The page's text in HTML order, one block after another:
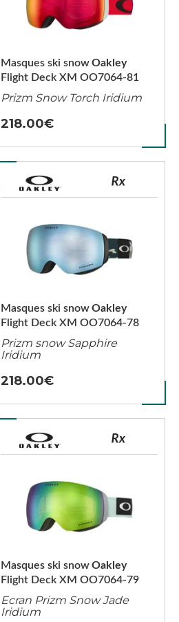
Flight Deck XM OO7064-81
Masques ski snowOakley
Prizm Snow Torch Iridium
218.00
Flight Deck XM OO7064-78
Masques ski snowOakley
Prizm snow Sapphire
Iridium
218.00
Flight Deck XM OO7064-79
Masques ski snowOakley
Ecran Prizm Snow Jade
Iridium